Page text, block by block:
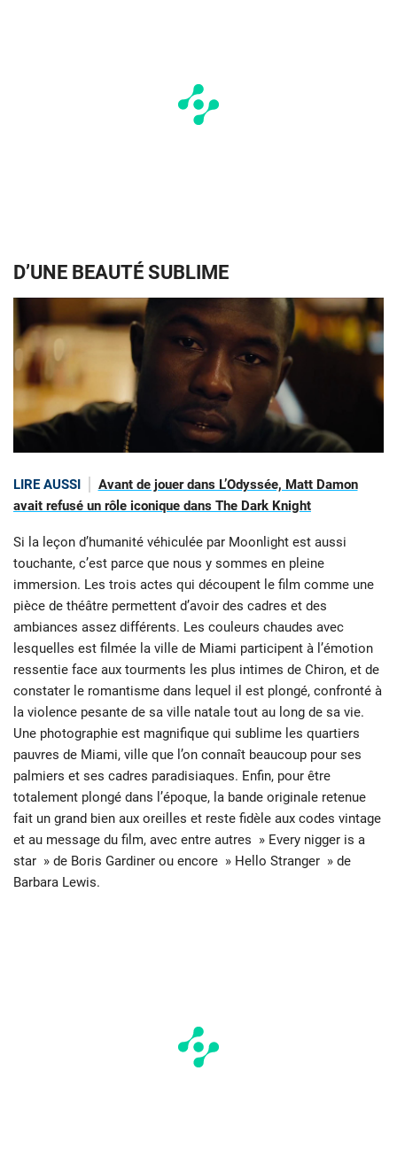
D’UNE BEAUTÉ SUBLIME
LIRE AUSSI
Avant de jouer dans L’Odyssée, Matt Damon
avait refusé un rôle iconique dans The Dark Knight
Si la leçon d’humanité véhiculée par Moonlight est aussi
touchante, c’est parce que nous y sommes en pleine
immersion. Les trois actes qui découpent le film comme une
pièce de théâtre permettent d’avoir des cadres et des
ambiances assez différents. Les couleurs chaudes avec
lesquelles est filmée la ville de Miami participent à l’émotion
ressentie face aux tourments les plus intimes de Chiron, et de
constater le romantisme dans lequel il est plongé, confronté à
la violence pesante de sa ville natale tout au long de sa vie.
Une photographie est magnifique qui sublime les quartiers
pauvres de Miami, ville que l’on connaît beaucoup pour ses
palmiers et ses cadres paradisiaques. Enfin, pour être
totalement plongé dans l’époque, la bande originale retenue
fait un grand bien aux oreilles et reste fidèle aux codes vintage
et au message du film, avec entre autres » Every nigger is a
star » de Boris Gardiner ou encore » Hello Stranger » de
Barbara Lewis.